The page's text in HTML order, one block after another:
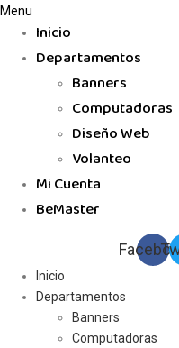
Menu
Inicio
Departamentos
Banners
Computadoras
Diseño Web
Volanteo
Mi Cuenta
BeMaster
Inicio
Departamentos
Banners
Computadoras